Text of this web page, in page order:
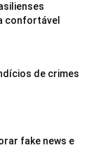
confortável
de crimes
fake news e